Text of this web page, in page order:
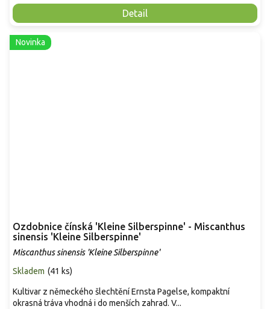
Detail
Novinka
Ozdobnice čínská 'Kleine Silberspinne' - Miscanthus
sinensis 'Kleine Silberspinne'
Miscanthus sinensis 'Kleine Silberspinne'
Skladem (41 ks)
Kultivar z německého šlechtění Ernsta Pagelse, kompaktní
okrasná tráva vhodná i do menších zahrad. V...